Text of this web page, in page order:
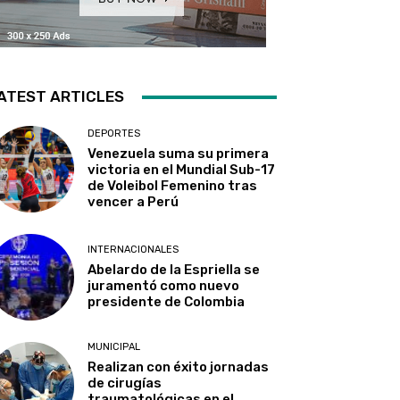
ARTICLES
DEPORTES
Venezuela suma su primera
victoria en el Mundial Sub-17
de Voleibol Femenino tras
vencer a Perú
INTERNACIONALES
Abelardo de la Espriella se
juramentó como nuevo
presidente de Colombia
MUNICIPAL
Realizan con éxito jornadas
de cirugías